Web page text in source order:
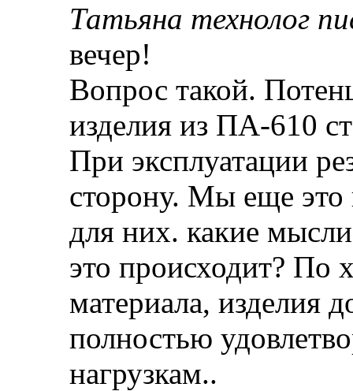
Татьяна технолог
вечер!
Вопрос такой.
изделия из ПА-610
При эксплуатации
сторону. Мы еще это
для них. какие
это происходит? По
материала, изделия
полностью
нагрузкам..